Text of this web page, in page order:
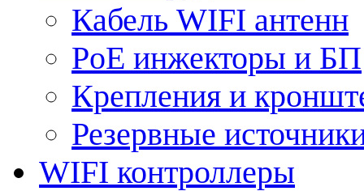
Кабель WIFI антенн
PoE инжекторы и БП
Крепления и
Резервные
WIFI контроллеры